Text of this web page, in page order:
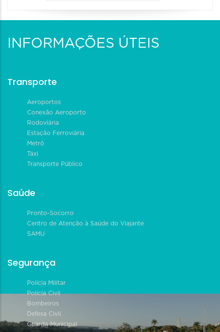
INFORMAÇÕES ÚTEIS
Transporte
Aeroportos
Conexão Aeroporto
Rodoviária
Estação Ferroviária
Metrô
Táxi
Transporte Público
Saúde
Pronto-Socorro
Centro de Atenção à Saúde do Viajante
SAMU
Segurança
Polícia Militar
Polícia Civil
Bombeiros
Defesa Civil
Guarda Municipal